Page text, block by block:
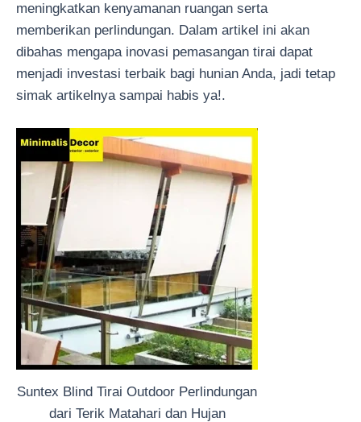
meningkatkan kenyamanan ruangan serta
memberikan perlindungan. Dalam artikel ini akan
dibahas mengapa inovasi pemasangan tirai dapat
menjadi investasi terbaik bagi hunian Anda, jadi tetap
simak artikelnya sampai habis ya!.
Suntex Blind Tirai Outdoor Perlindungan
dari Terik Matahari dan Hujan